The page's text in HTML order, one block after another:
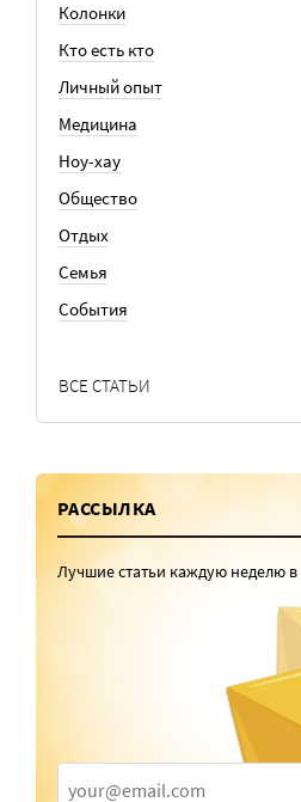
Колонки
Кто есть кто
Личный опыт
Медицина
Ноу-хау
Общество
Отдых
Семья
События
ВСЕ СТАТЬИ
РАССЫЛКА
Лучшие статьи каждую неделю